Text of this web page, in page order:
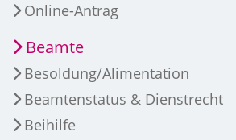
Online-Antrag
Beamte
Besoldung/Alimentation
Beamtenstatus & Dienstrecht
Beihilfe